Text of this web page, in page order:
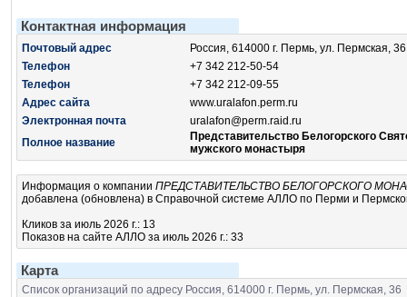
Контактная информация
Почтовый адрес
Россия, 614000 г. Пермь, ул. Пермская, 36
Телефон
+7 342 212-50-54
Телефон
+7 342 212-09-55
Адрес сайта
www.uralafon.perm.ru
Электронная почта
uralafon@perm.raid.ru
Полное название
Представительство Белогорского
мужского монастыря
Информация о компании ПРЕДСТАВИТЕЛЬСТВО БЕЛОГОРСКОГО
добавлена (обновлена) в Справочной системе АЛЛО по Перми и
Кликов за июль 2026 г.: 13
Показов на сайте АЛЛО за июль 2026 г.: 33
Карта
Список организаций по адресу Россия, 614000 г. Пермь, ул. Пермская, 36